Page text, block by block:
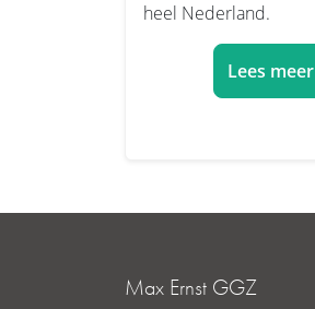
heel Nederland.
Lees meer
Max Ernst GGZ